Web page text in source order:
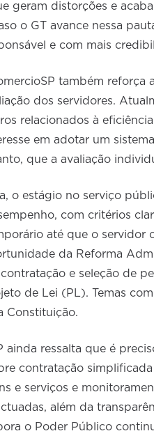
geram distorções e
o GT avance nessa
e com mais
também reforça
dos servidores.
relacionados à
em adotar um
que a avaliação
o estágio no serviço
com critérios
até que o servidor
da Reforma
e seleção de
de Lei (PL). Temas
Constituição.
ainda ressalta que é
contratação
e serviços e
além da
o Poder Público